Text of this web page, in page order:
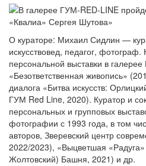
О кураторе: Михаил Сидлин —
искусствовед, педагог, фотограф.
персональной выставки в
«Безответственная живопись»
диалога «Битва искусств:
ГУМ Red Line, 2020). Куратор и
персональных и групповых
фотографии с 1993 года, в том
авторов, Зверевский центр
2022/2023), «Выцветшая
Жолтовский) Башня, 2021) и др.